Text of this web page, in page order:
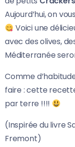
Aujourd’hui, on
Voici une
avec des olives,
Méditerranée
Comme
faire : cette
par terre !!!!
(Inspirée du livre
Fremont)